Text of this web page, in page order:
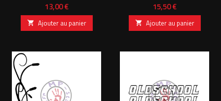
Prix
13,00 €
 Ajouter au panier
Prix
15,50 €
 Ajouter au panier